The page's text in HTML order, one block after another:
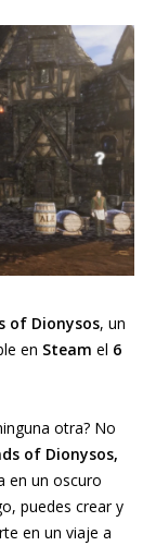
of Dionysos, un
en Steam el 6
otra? No
of Dionysos,
en un oscuro
puedes crear y
en un viaje a